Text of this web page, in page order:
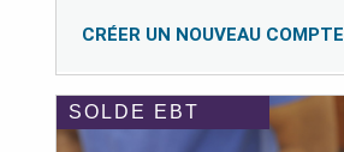
CRÉER UN NOUVEAU COMPTE
SOLDE EBT